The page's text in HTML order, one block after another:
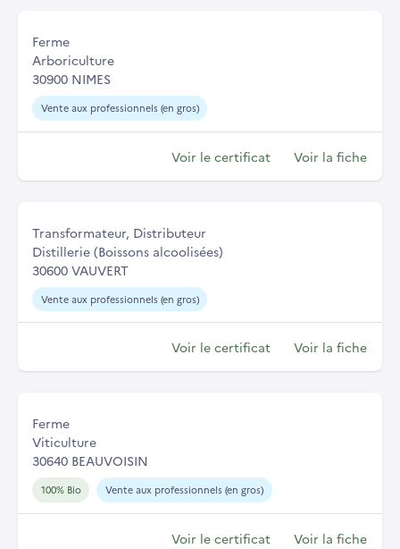
Ferme
Arboriculture
30900 NIMES
Vente aux professionnels (en gros)
Voir le certificat Voir la fiche
Transformateur, Distributeur
Distillerie (Boissons alcoolisées)
30600 VAUVERT
Vente aux professionnels (en gros)
Voir le certificat Voir la fiche
Ferme
Viticulture
30640 BEAUVOISIN
100% Bio Vente aux professionnels (en gros)
Voir le certificat Voir la fiche